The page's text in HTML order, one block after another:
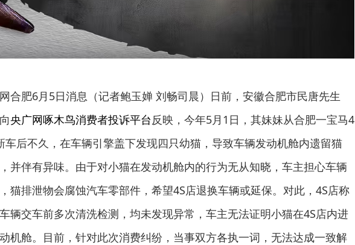
合肥6月5日消息（记者鲍玉婵 刘畅司晨）日前，安徽合肥市民唐先生
央广网啄木鸟消费者投诉平台反映，今年5月1日，其妹妹从合肥一宝马4
车后不久，在车辆引擎盖下发现四只幼猫，导致车辆发动机舱内遗留猫
并伴有异味。由于对小猫在发动机舱内的行为无从知晓，车主担心车辆
猫排泄物会腐蚀汽车零部件，希望4S店退换车辆或延保。对此，4S店称
辆交车前多次清洗检测，均未发现异常，车主无法证明小猫在4S店内进
机舱。目前，针对此次消费纠纷，当事双方各执一词，无法达成一致解